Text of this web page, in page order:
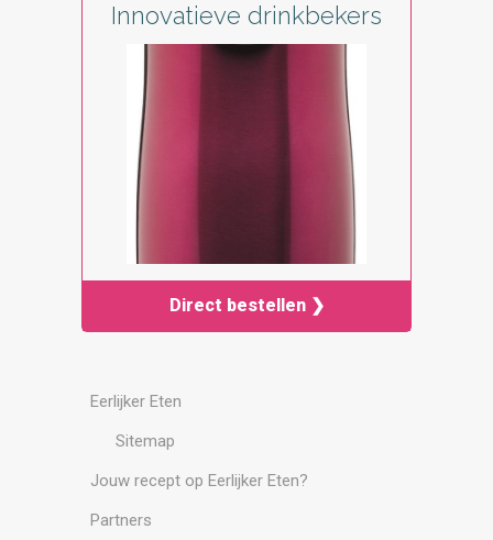
Innovatieve drinkbekers
Direct bestellen ❯
Eerlijker Eten
Sitemap
Jouw recept op Eerlijker Eten?
Partners